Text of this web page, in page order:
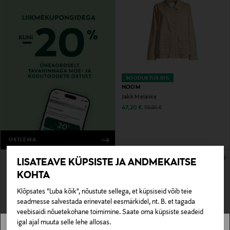
LISATEAVE KÜPSISTE JA ANDMEKAITSE
KOHTA
Klõpsates "Luba kõik", nõustute sellega, et küpsiseid võib teie
seadmesse salvestada erinevatel eesmärkidel, nt. B. et tagada
veebisaidi nõuetekohane toimimine. Saate oma küpsiste seadeid
igal ajal muuta selle lehe allosas.
OSTLEMA
SOODUSTUS 61%
NOOM
Jakk Melanie
Discounted Price
47,20 € Original Price
119,90 €